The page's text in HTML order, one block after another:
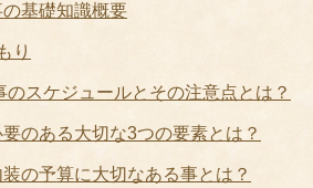
基礎知識概要
り
のスケジュールとその注意点とは？
のある大切な3つの要素とは？
の予算に大切なある事とは？